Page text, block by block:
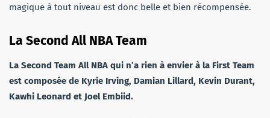
magique à tout niveau est donc belle et bien récompensée.
La Second All NBA Team
La Second Team All NBA qui n’a rien à envier à la First Team
est composée de Kyrie Irving, Damian Lillard, Kevin Durant,
Kawhi Leonard et Joel Embiid.